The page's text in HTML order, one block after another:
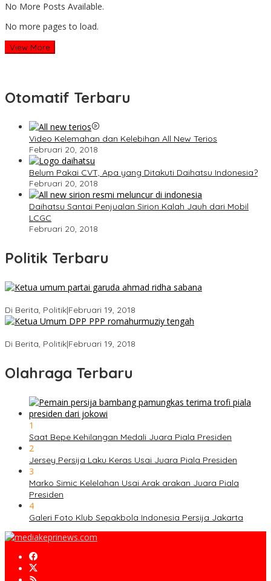
No More Posts Available.
No more pages to load.
View More
Otomatif Terbaru
Video Kelemahan dan Kelebihan All New Terios
Februari 20, 2018
Belum Pakai CVT, Apa yang Ditakuti Daihatsu Indonesia?
Februari 20, 2018
Daihatsu Santai Penjualan Sirion Kalah Jauh dari Mobil
LCGC
Februari 20, 2018
Politik Terbaru
Di Berita, Politik|Februari 19, 2018
Di Berita, Politik|Februari 19, 2018
Olahraga Terbaru
1
Saat Bepe Kehilangan Medali Juara Piala Presiden
2
Jersey Persija Laku Keras Usai Juara Piala Presiden
3
Marko Simic Kelelahan Usai Arak arakan Juara Piala
Presiden
4
Galeri Foto Klub Sepakbola Indonesia Persija Jakarta